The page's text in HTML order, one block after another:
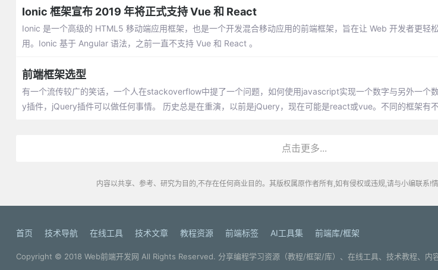
Ionic 框架宣布 2019 年将正式支持 Vue 和 React
Ionic 是一个高级的 HTML5 移动端应用框架，也是一个开发混合移动应用的前端框架，旨在让 Web 开发者更轻
用。Ionic 基于 Angular 语法，之前一直不支持 Vue 和 React 。
前端框架选型
有一个流传较广的笑话，一个人在stackoverflow中提了一个问题，如何使用javascript实现一个数字与另外一个
y插件，jQuery插件可以做任何事情。 历史总是在重演，以前是jQuery，现在可能是react或vue。不同的框架有
点击更多...
内容以共享、参考、研究为目的,不存在任何商业目的。其版权属原作者所有,如有侵权或违规,请与小编联系!
首页 技术导航 在线工具 技术文章 教程资源 前端标签 AI工具集 前端库/框架
Copyright © 2018 Web前端开发网 All Rights Reserved. 分享编程学习资源（教程/框架/库）、在线工具、技术教程、内